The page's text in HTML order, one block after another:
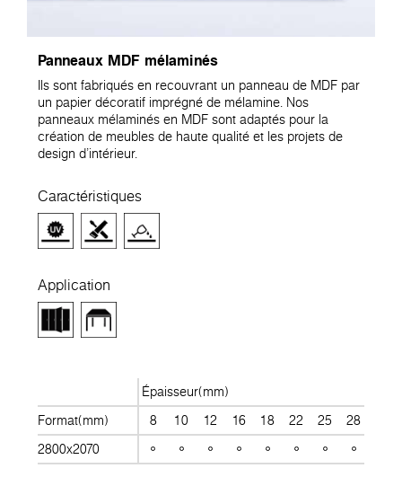
Panneaux MDF mélaminés
Ils sont fabriqués en recouvrant un panneau de MDF par
un papier décoratif imprégné de mélamine. Nos
panneaux mélaminés en MDF sont adaptés pour la
création de meubles de haute qualité et les projets de
design d'intérieur.
Caractéristiques
Application
Épaisseur(mm)
Format(mm)
8 10 12 16 18 22 25 28
2800x2070